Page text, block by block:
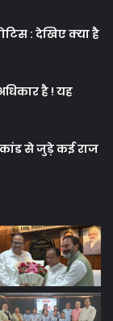
: देखिए क्या है
है ! यह
से जुड़े कई राज